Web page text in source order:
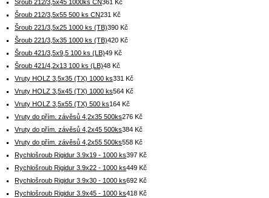
Šroub 212/3,5x45 1000ks CN361 Kč
Šroub 212/3,5x55 500 ks CN231 Kč
Šroub 221/3,5x25 1000 ks (TB)390 Kč
Šroub 221/3,5x35 1000 ks (TB)420 Kč
Šroub 421/3,5x9,5 100 ks (LB)49 Kč
Šroub 421/4,2x13 100 ks (LB)48 Kč
Vruty HOLZ 3,5x35 (TX) 1000 ks331 Kč
Vruty HOLZ 3,5x45 (TX) 1000 ks564 Kč
Vruty HOLZ 3,5x55 (TX) 500 ks164 Kč
Vruty do přím. závěsů 4,2x35 500ks276 Kč
Vruty do přím. závěsů 4,2x45 500ks384 Kč
Vruty do přím. závěsů 4,2x55 500ks558 Kč
Rychlošroub Rigidur 3.9x19 - 1000 ks397 Kč
Rychlošroub Rigidur 3.9x22 - 1000 ks449 Kč
Rychlošroub Rigidur 3.9x30 - 1000 ks692 Kč
Rychlošroub Rigidur 3.9x45 - 1000 ks418 Kč